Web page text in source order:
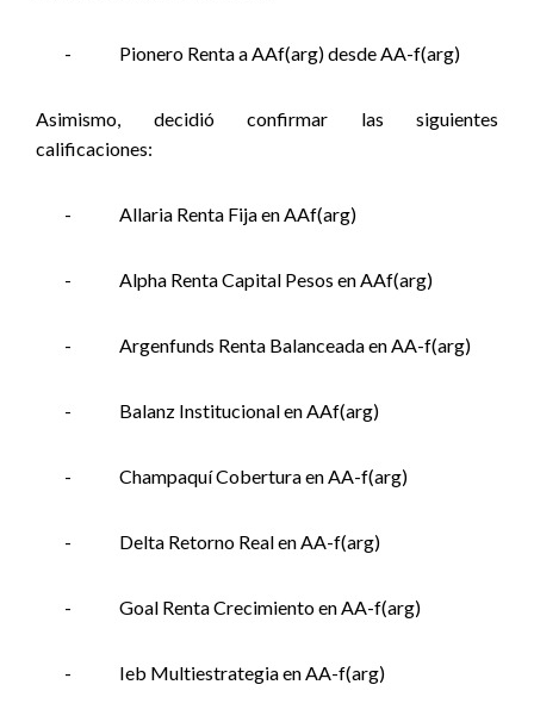
- Pionero Renta a AAf(arg) desde AA-f(arg)
Asimismo, decidió confirmar las siguientes
calificaciones:
- Allaria Renta Fija en AAf(arg)
- Alpha Renta Capital Pesos en AAf(arg)
- Argenfunds Renta Balanceada en AA-f(arg)
- Balanz Institucional en AAf(arg)
- Champaquí Cobertura en AA-f(arg)
- Delta Retorno Real en AA-f(arg)
- Goal Renta Crecimiento en AA-f(arg)
- Ieb Multiestrategia en AA-f(arg)